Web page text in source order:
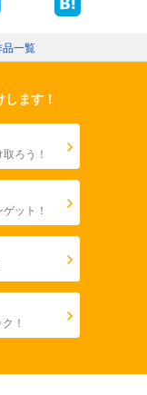
一覧
ます！
ろう！
ット！
！